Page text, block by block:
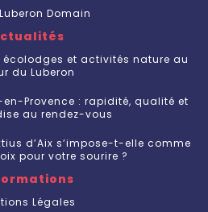
Domain
écolodges et activités nature au
du Luberon
Provence : rapidité, qualité et
au rendez-vous
d’Aix s’impose-t-elle comme
pour votre sourire ?
Légales